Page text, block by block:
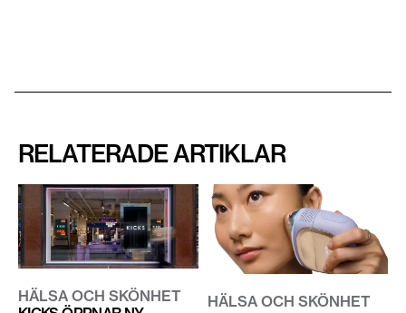
RELATERADE ARTIKLAR
HÄLSA OCH SKÖNHET
HÄLSA OCH SKÖNHET